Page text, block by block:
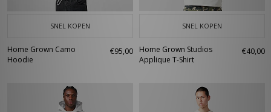
SNEL KOPEN
Home Grown Camo
Hoodie
€95,00
SNEL KOPEN
Home Grown Studios
Applique T-Shirt
€40,00